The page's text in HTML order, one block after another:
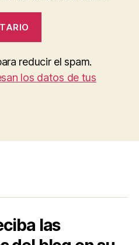
reducir el spam.
los datos de tus
las